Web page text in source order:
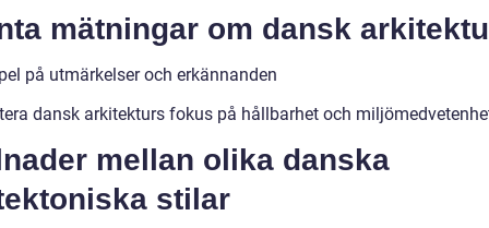
mätningar om dansk
på utmärkelser och erkännanden
dansk arkitekturs fokus på hållbarhet och
mellan olika danska
stilar